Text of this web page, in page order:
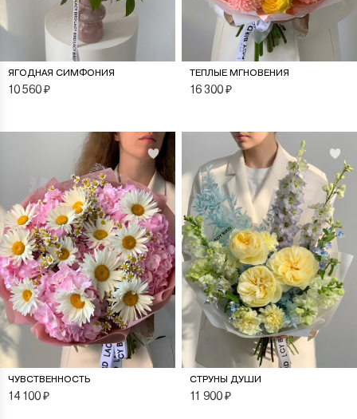
ЯГОДНАЯ СИМФОНИЯ
10 560₽
ТЕПЛЫЕ МГНОВЕНИЯ
16 300₽
ЧУВСТВЕННОСТЬ
14 100₽
СТРУНЫ ДУШИ
11 900₽